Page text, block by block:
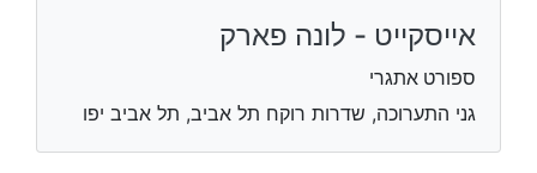
אייסקייט - לונה פארק
ספורט אתגרי
גני התערוכה, שדרות רוקח תל אביב, תל אביב יפו